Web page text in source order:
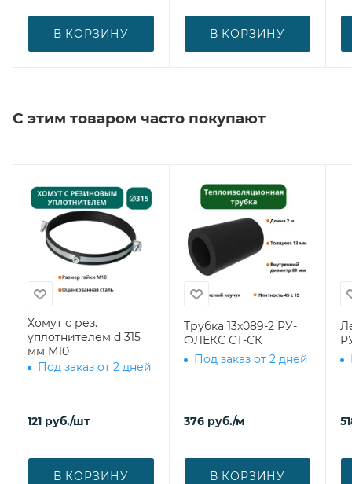
В КОРЗИНУ В КОРЗИНУ
С этим товаром часто покупают
Хомут с рез.
уплотнителем d 315
мм М10
Под заказ от 2 дней
121 руб./шт
В КОРЗИНУ
Трубка 13х089-2 РУ-
ФЛЕКС СТ-СК
Под заказ от 2 дней
376 руб./м
В КОРЗИНУ